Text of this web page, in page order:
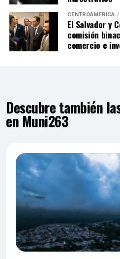
CENTROAMÉRICA
El Salvador y
comisión
comercio e
Descubre también
en Muni263